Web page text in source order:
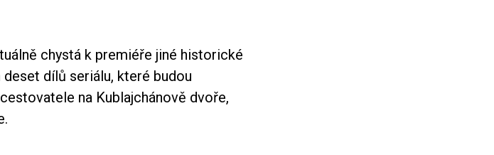
chystá k premiéře jiné historické
deset dílů seriálu, které budou
na Kublajchánově dvoře,